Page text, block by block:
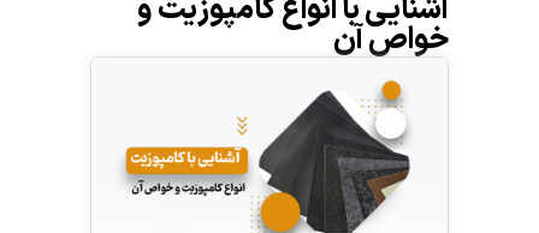
آشنایی با انواع کامپوزیت و
خواص آن